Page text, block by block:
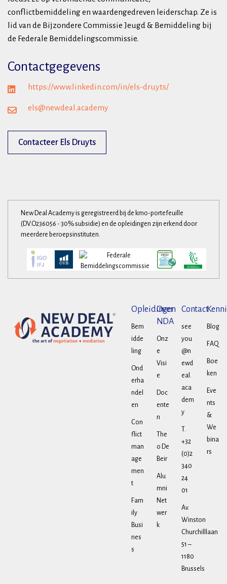
conflictbemiddeling en waardengedreven leiderschap. Ze is
lid van de Bijzondere Commissie Jeugd & Bemiddeling bij
de Federale Bemiddelingscommissie.
Contactgegevens
https://www.linkedin.com/in/els-druyts/
els@newdeal.academy
Contacteer Els Druyts
New Deal Academy is geregistreerd bij de kmo-portefeuille
(DV.O236056 - 30% subsidie) en de opleidingen zijn erkend door
meerdere beroepsinstituten.
Opleidingen
Bem
idde
ling
Ond
erha
ndel
en
Con
flict
man
age
men
t
Fam
ily
Busi
nes
s
Over
NDA
Onz
e
Visi
e
Doc
ente
n
The
o De
Beir
Alu
mni
Net
wer
k
Contact
see
you
@n
ewd
eal.
aca
dem
y
T.
+32
(0)2
340
24
01
Av.
Winston
Churchilllaan
51 –
1180
Brussels
Blog
FAQ
Boe
ken
Eve
nts
&
We
bina
rs